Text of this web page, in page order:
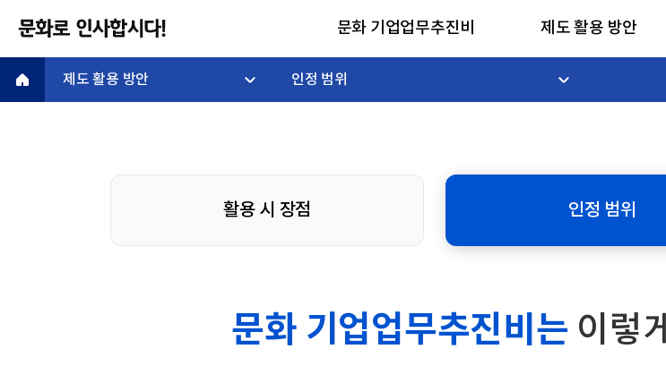
문화 기업업무추진비 제도 활용 방안
제도 활용 방안 인정 범위
활용 시 장점 인정 범위
문화 기업업무추진비는 이렇